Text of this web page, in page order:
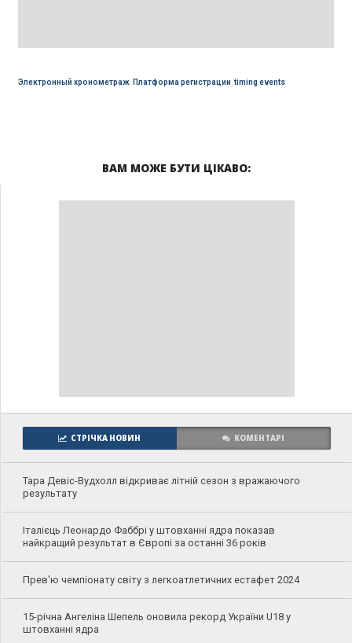
Электронный хронометраж, Платформа регистрации timing events
ВАМ МОЖЕ БУТИ ЦІКАВО:
СТРІЧКА НОВИН КОМЕНТАРІ
Тара Девіс-Вудхолл відкриває літній сезон з вражаючого
результату
Італієць Леонардо Фаббрі у штовханні ядра показав
найкращий результат в Європі за останні 36 років
Прев'ю чемпіонату світу з легкоатлетичних естафет 2024
15-річна Ангеліна Шепель оновила рекорд України U18 у
штовханні ядра